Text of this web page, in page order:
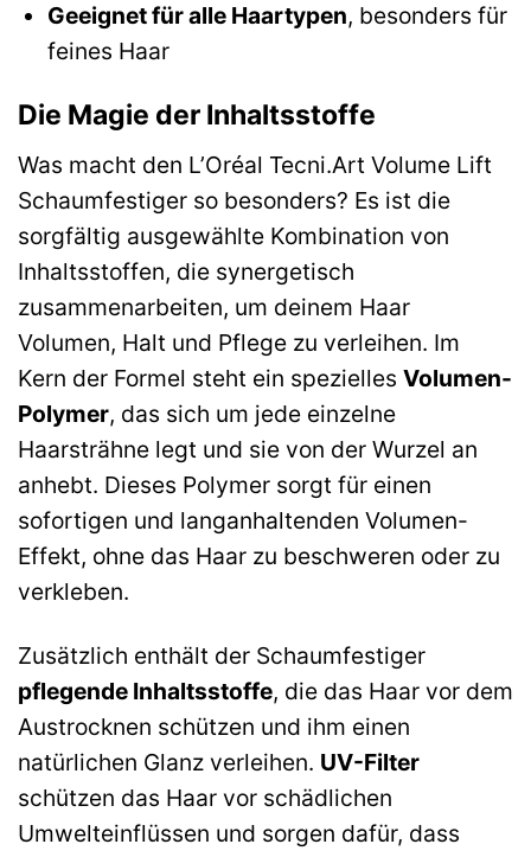
Geeignet für alle Haartypen, besonders für
feines Haar
Die Magie der Inhaltsstoffe
Was macht den L’Oréal Tecni.Art Volume Lift
Schaumfestiger so besonders? Es ist die
sorgfältig ausgewählte Kombination von
Inhaltsstoffen, die synergetisch
zusammenarbeiten, um deinem Haar
Volumen, Halt und Pflege zu verleihen. Im
Kern der Formel steht ein spezielles Volumen-
Polymer, das sich um jede einzelne
Haarsträhne legt und sie von der Wurzel an
anhebt. Dieses Polymer sorgt für einen
sofortigen und langanhaltenden Volumen-
Effekt, ohne das Haar zu beschweren oder zu
verkleben.
Zusätzlich enthält der Schaumfestiger
pflegende Inhaltsstoffe, die das Haar vor dem
Austrocknen schützen und ihm einen
natürlichen Glanz verleihen. UV-Filter
schützen das Haar vor schädlichen
Umwelteinflüssen und sorgen dafür, dass